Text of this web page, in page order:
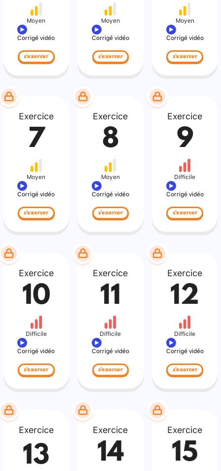
Moyen
Corrigé vidéo
s'exercer
Moyen
Corrigé vidéo
s'exercer
Moyen
Corrigé vidéo
s'exercer
Exercice
7
Moyen
Corrigé vidéo
s'exercer
Exercice
8
Moyen
Corrigé vidéo
s'exercer
Exercice
9
Difficile
Corrigé vidéo
s'exercer
Exercice
10
Difficile
Corrigé vidéo
s'exercer
Exercice
11
Difficile
Corrigé vidéo
s'exercer
Exercice
12
Difficile
Corrigé vidéo
s'exercer
Exercice
13
Exercice
14
Exercice
15